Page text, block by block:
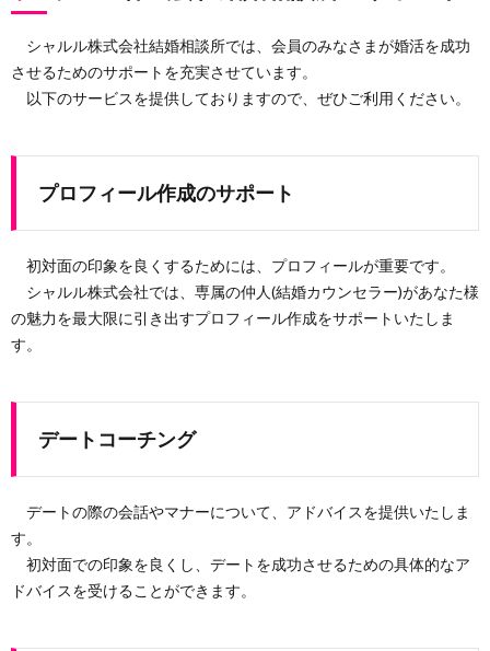
シャルル株式会社結婚相談所では、会員のみなさまが婚活を成功
させるためのサポートを充実させています。
以下のサービスを提供しておりますので、ぜひご利用ください。
プロフィール作成のサポート
初対面の印象を良くするためには、プロフィールが重要です。
シャルル株式会社では、専属の仲人(結婚カウンセラー)があなた様
の魅力を最大限に引き出すプロフィール作成をサポートいたしま
す。
デートコーチング
デートの際の会話やマナーについて、アドバイスを提供いたしま
す。
初対面での印象を良くし、デートを成功させるための具体的なア
ドバイスを受けることができます。